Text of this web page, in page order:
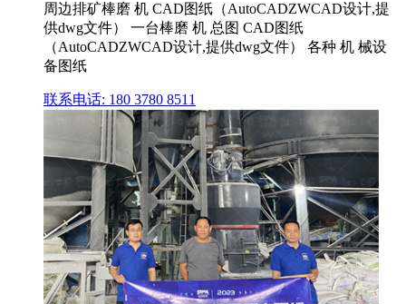
周边排矿棒磨 机 CAD图纸（AutoCADZWCAD设计,提
供dwg文件） 一台棒磨 机 总图 CAD图纸
（AutoCADZWCAD设计,提供dwg文件） 各种 机 械设
备图纸
联系电话: 180 3780 8511